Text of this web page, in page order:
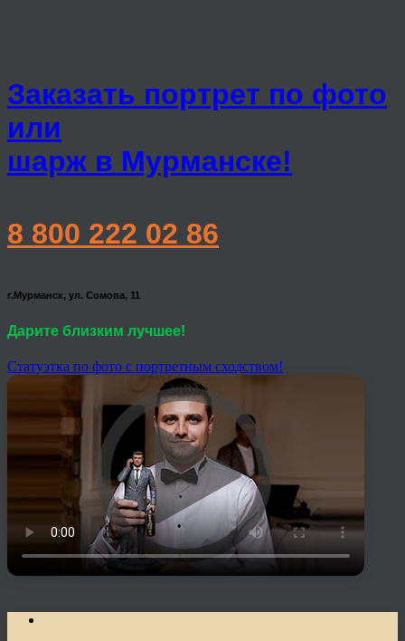
Заказать портрет по фото
или
шарж в Мурманске!
8 800 222 02 86
г.Мурманск, ул. Сомова, 11
Дарите близким лучшее!
Статуэтка по фото с портретным сходством!